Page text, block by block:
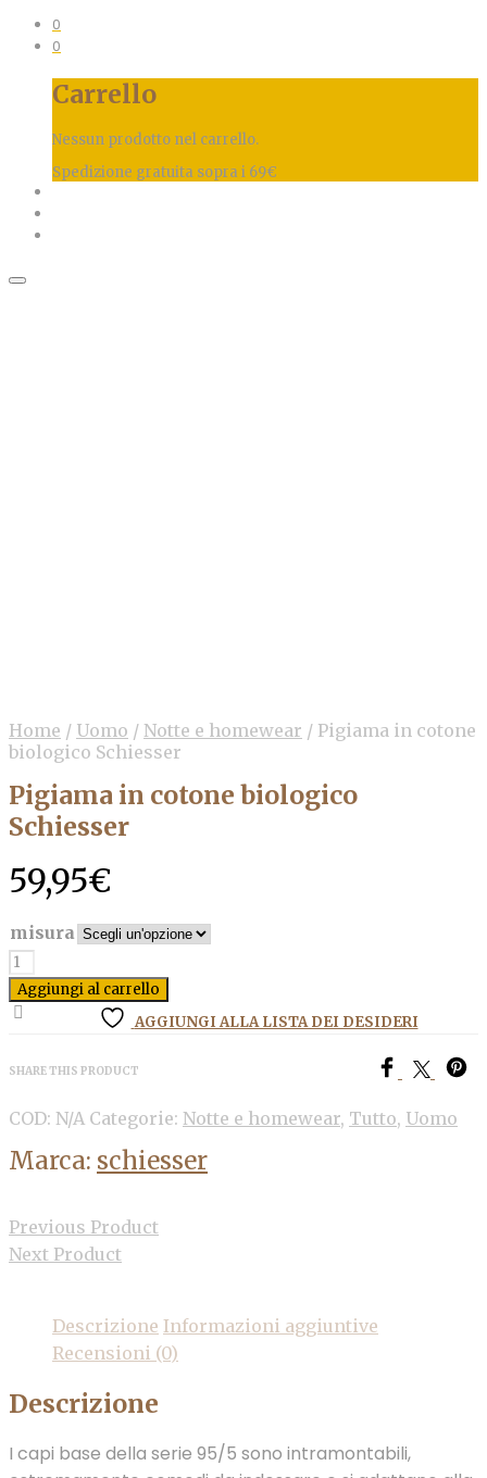
0
0
Carrello
Nessun prodotto nel carrello.
Spedizione gratuita sopra i 69€
Home / Uomo / Notte e homewear / Pigiama in cotone
biologico Schiesser
Pigiama in cotone biologico
Schiesser
59,95€
misura
Quantità
Aggiungi al carrello
AGGIUNGI ALLA LISTA DEI DESIDERI
SHARE THIS PRODUCT
COD: N/A Categorie: Notte e homewear, Tutto, Uomo
Marca: schiesser
Previous Product
Next Product
Descrizione Informazioni aggiuntive
Recensioni (0)
Descrizione
I capi base della serie 95/5 sono intramontabili,